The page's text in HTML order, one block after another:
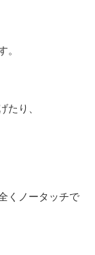
り、
くノータッチで